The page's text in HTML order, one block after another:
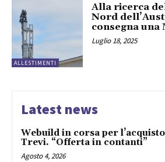
ALLESTIMENTI
Alla ricerca
Nord
consegna una
Luglio 18, 2025
Latest news
Webuild in corsa per
Trevi. “Offerta in contanti”
Agosto 4, 2026